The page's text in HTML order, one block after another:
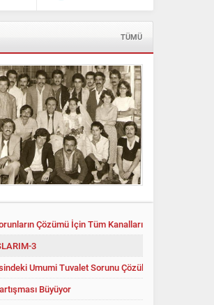
TÜMÜ
Çözümü İçin Tüm Kanalları Denedik”
3
Umumi Tuvalet Sorunu Çözüldü
Büyüyor